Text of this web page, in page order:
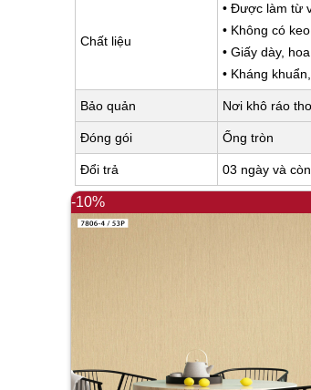
Chất liệu
• Được làm từ
• Không có
• Giấy dày,
• Kháng
Bảo quản Nơi khô ráo
Đóng gói Ống tròn
Đổi trả 03 ngày và
-10%